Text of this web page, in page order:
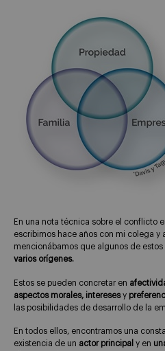
En una nota técnica sobre el conflicto
escribimos hace años con mi colega y
mencionábamos que algunos de
varios orígenes.
Estos se pueden concretar en
aspectos morales, interesesy
las posibilidades de desarrollo de la
En todos ellos, encontramos una
existencia de un actor principal y en